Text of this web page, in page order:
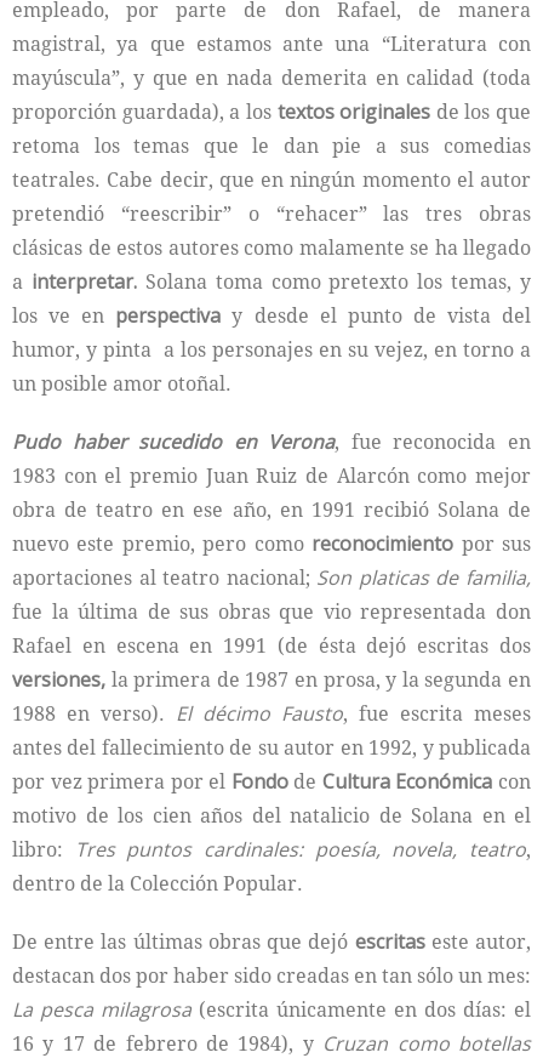
empleado, por parte de don Rafael, de manera
magistral, ya que estamos ante una “Literatura con
mayúscula”, y que en nada demerita en calidad (toda
proporción guardada), a los textos originales de los que
retoma los temas que le dan pie a sus comedias
teatrales. Cabe decir, que en ningún momento el autor
pretendió “reescribir” o “rehacer” las tres obras
clásicas de estos autores como malamente se ha llegado
a interpretar.Solana toma como pretexto los temas, y
los ve en perspectiva y desde el punto de vista del
humor, y pinta a los personajes en su vejez, en torno a
un posible amor otoñal.
Pudo haber sucedido en Verona, fue reconocida en
1983 con el premio Juan Ruiz de Alarcón como mejor
obra de teatro en ese año, en 1991 recibió Solana de
nuevo este premio, pero como reconocimiento por sus
aportaciones al teatro nacional; Son platicas de familia,
fue la última de sus obras que vio representada don
Rafael en escena en 1991 (de ésta dejó escritas dos
versiones, la primera de 1987 en prosa, y la segunda en
1988 en verso). El décimo Fausto, fue escrita meses
antes del fallecimiento de su autor en 1992, y publicada
por vez primera por el Fondode Cultura Económica con
motivo de los cien años del natalicio de Solana en el
libro:
Tres puntos cardinales: poesía, novela, teatro,
dentro de la Colección Popular.
De entre las últimas obras que dejó escritaseste autor,
destacan dos por haber sido creadas en tan sólo un mes:
La pesca milagrosa (escrita únicamente en dos días: el
16 y 17 de febrero de 1984), y Cruzan como botellas